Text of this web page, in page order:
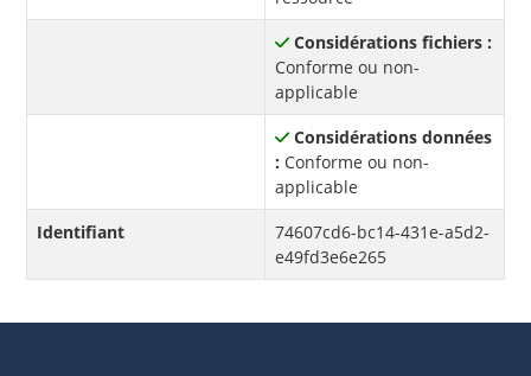
Considérations fichiers :
Conforme ou non-
applicable
Considérations données
: Conforme ou non-
applicable
Identifiant
74607cd6-bc14-431e-a5d2-
e49fd3e6e265